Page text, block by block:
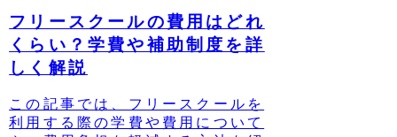
フリースクールの費用はどれ
くらい？学費や補助制度を詳
しく解説
この記事では、フリースクールを
利用する際の学費や費用について